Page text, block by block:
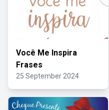
Você Me Inspira
Frases
25 September 2024